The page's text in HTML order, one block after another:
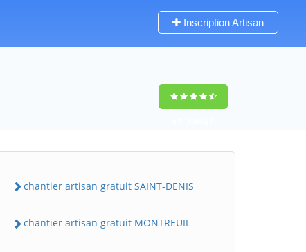
Inscription Artisan
chantier artisan gratuit SAINT-DENIS
chantier artisan gratuit MONTREUIL